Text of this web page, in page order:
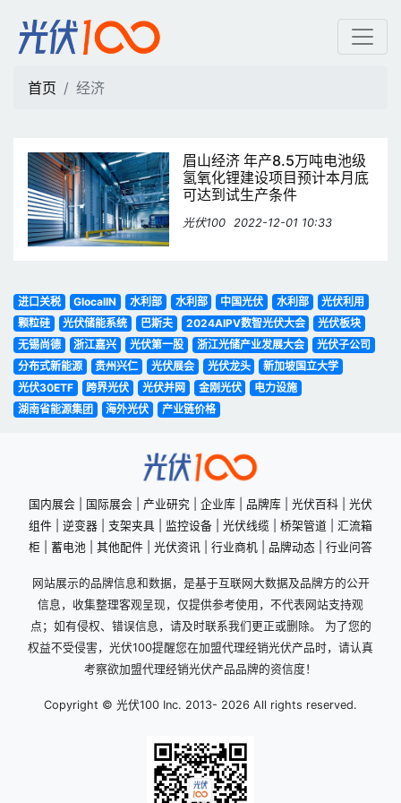
经济 | 光伏100
首页 经济
眉山经济 年产8.5万吨电池级
氢氧化锂建设项目预计本月底
可达到试生产条件
光伏100 2022-12-01 10:33
进口关税 GlocalIN 水利部 水利部 中国光伏 水利部
光伏利用
颗粒硅
光伏储能系统 巴斯夫 2024AIPV数智光伏大会
光伏板块
无锡尚德
浙江嘉兴 光伏第一股 浙江光储产业发展大会
光伏子公司
分布式新能源
贵州兴仁 光伏展会 光伏龙头
新加坡国立大学
光伏30ETF
跨界光伏 光伏并网 金刚光伏
电力设施
湖南省能源集团
海外光伏 产业链价格
国内展会 国际展会 产业研究 企业库 品牌库 光伏百科
光伏
组件
逆变器 支架夹具 监控设备 光伏线缆 桥架管道
汇流箱
柜
蓄电池 其他配件 光伏资讯 行业商机 品牌动态 行业问答
网站展示的品牌信息和数据，是基于互联网大数据及品牌方的公开
信息，收集整理客观呈现，仅提供参考使用，不代表网站支持观
点；如有侵权、错误信息，请及时联系我们更正或删除。 为了您的
权益不受侵害，光伏100提醒您在加盟代理经销光伏产品时，请认真
考察欲加盟代理经销光伏产品品牌的资信度！
Copyright © 光伏100 Inc. 2013- 2026 All rights reserved.